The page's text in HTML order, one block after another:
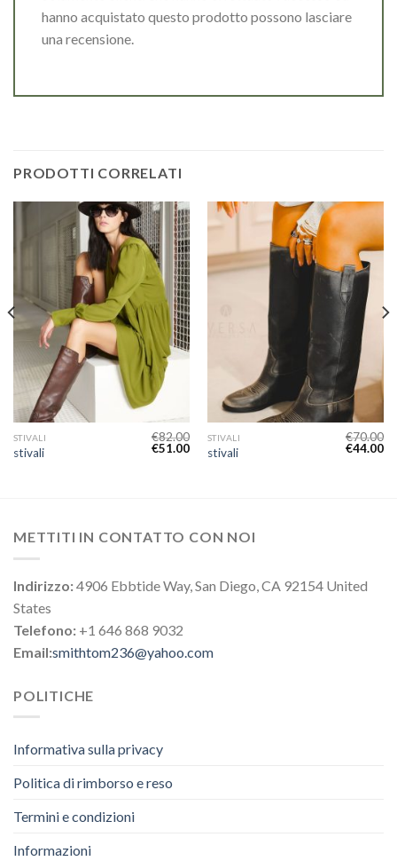
hanno acquistato questo prodotto possono lasciare
una recensione.
PRODOTTI CORRELATI
STIVALI
stivali
€82.00
€51.00
STIVALI
stivali
€70.00
€44.00
METTITI IN CONTATTO CON NOI
Indirizzo:4906 Ebbtide Way, San Diego, CA 92154 United
States
Telefono: +1 646 868 9032
Email:smithtom236@yahoo.com
POLITICHE
Informativa sulla privacy
Politica di rimborso e reso
Termini e condizioni
Informazioni